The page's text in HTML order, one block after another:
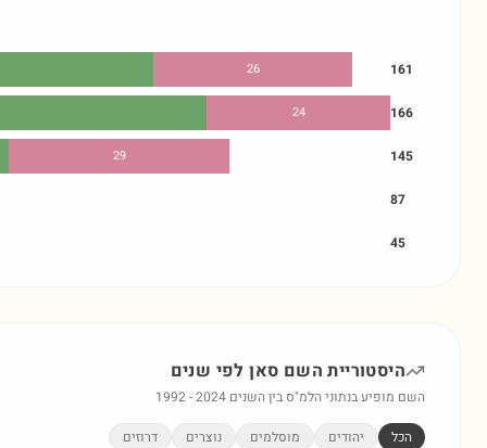
26 161
24 166
29 145
87
45
היסטוריית השם סאןלפי שנים
השם מופיע בנתוני הלמ"ס בין השנים 1992-2024
הכל יהודים מוסלמים נוצרים דרוזים